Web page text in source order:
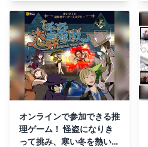
オンラインで参加できる推
理ゲーム！ 怪盗になりき
って挑み、寒い冬を熱い議